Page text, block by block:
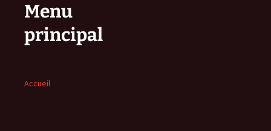
Menu
principal
Accueil